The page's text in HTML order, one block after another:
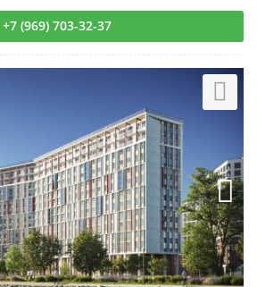
+7 (969) 703-32-37